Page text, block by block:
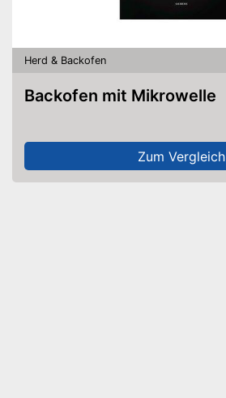
Herd & Backofen
Backofen mit Mikrowelle
Zum Vergleich